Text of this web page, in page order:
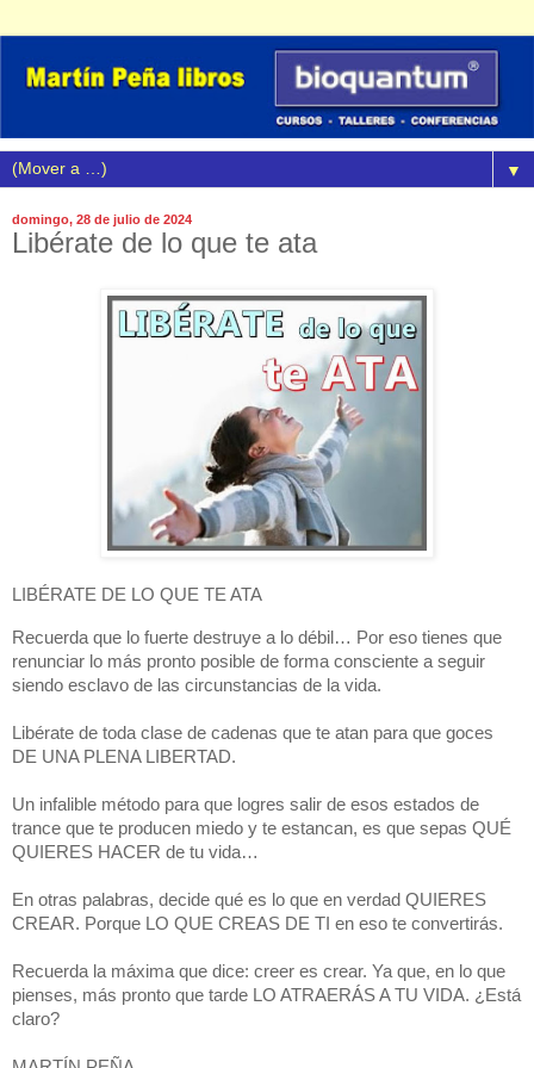
▼
domingo, 28 de julio de 2024
Libérate de lo que te ata
LIBÉRATE DE LO QUE TE ATA
Recuerda que lo fuerte destruye a lo débil… Por eso tienes que
renunciar lo más pronto posible de forma consciente a seguir
siendo esclavo de las circunstancias de la vida.
Libérate de toda clase de cadenas que te atan para que goces
DE UNA PLENA LIBERTAD.
Un infalible método para que logres salir de esos estados de
trance que te producen miedo y te estancan, es que sepas QUÉ
QUIERES HACER de tu vida…
En otras palabras, decide qué es lo que en verdad QUIERES
CREAR. Porque LO QUE CREAS DE TI en eso te convertirás.
Recuerda la máxima que dice: creer es crear. Ya que, en lo que
pienses, más pronto que tarde LO ATRAERÁS A TU VIDA. ¿Está
claro?